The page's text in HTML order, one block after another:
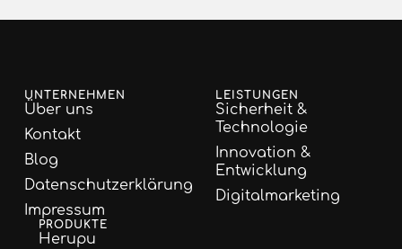
UNTERNEHMEN
Über uns
Kontakt
Blog
Datenschutzerklärung
Impressum
LEISTUNGEN
Sicherheit &
Technologie
Innovation &
Entwicklung
Digitalmarketing
PRODUKTE
Herupu